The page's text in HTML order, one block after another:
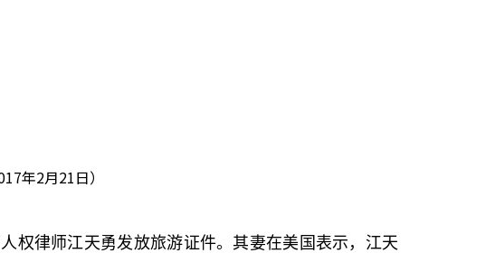
年2月21日）
权律师江天勇发放旅游证件。其妻在美国表示，江天